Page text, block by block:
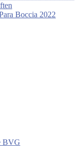
Boccia 2022
BVG